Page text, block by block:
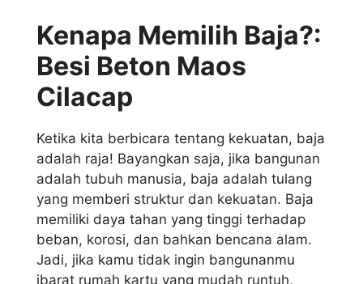
Kenapa Memilih Baja?:
Besi Beton Maos
Cilacap
Ketika kita berbicara tentang kekuatan, baja
adalah raja! Bayangkan saja, jika bangunan
adalah tubuh manusia, baja adalah tulang
yang memberi struktur dan kekuatan. Baja
memiliki daya tahan yang tinggi terhadap
beban, korosi, dan bahkan bencana alam.
Jadi, jika kamu tidak ingin bangunanmu
ibarat rumah kartu yang mudah runtuh,